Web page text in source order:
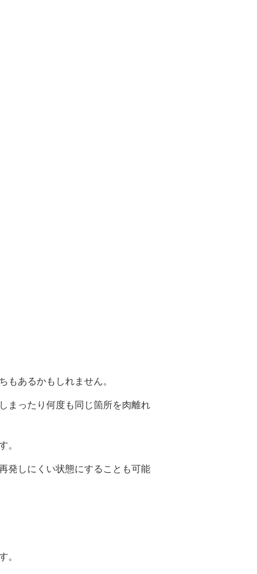
もあるかもしれません。
まったり何度も同じ箇所を肉離れ
。
発しにくい状態にすることも可能
。